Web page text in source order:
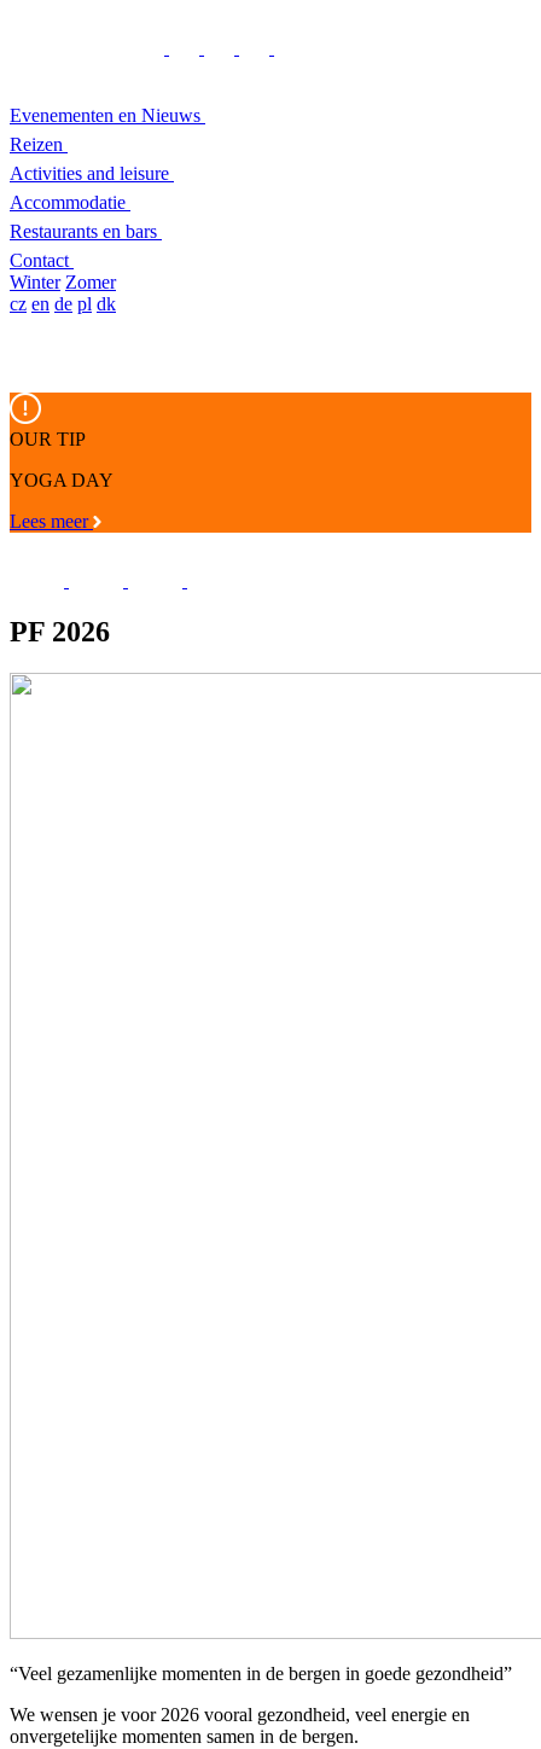
Evenementen en Nieuws
Reizen
Activities and leisure
Accommodatie
Restaurants en bars
Contact
Winter Zomer
cz en de pl dk
OUR TIP
YOGA DAY
Lees meer
PF 2026
“Veel gezamenlijke momenten in de bergen in goede gezondheid”
We wensen je voor 2026 vooral gezondheid, veel energie en
onvergetelijke momenten samen in de bergen.